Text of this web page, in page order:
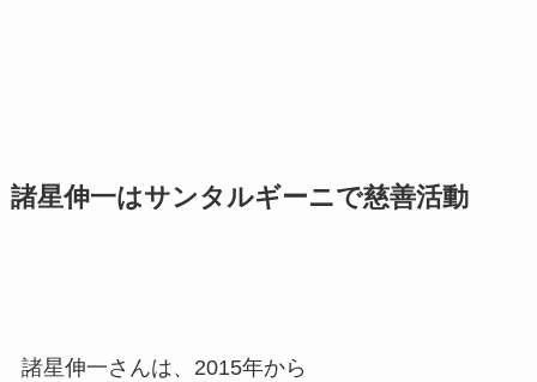
諸星伸一はサンタルギーニで慈善活動
諸星伸一さんは、2015年から